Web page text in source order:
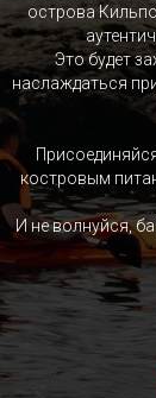
острова
Это будет
наслаждаться
костровым
И не волнуйся,